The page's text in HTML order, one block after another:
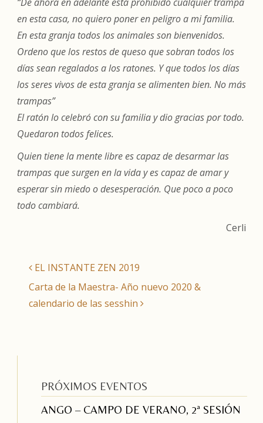
en esta casa, no quiero poner en peligro a mi familia.
En esta granja todos los animales son bienvenidos.
Ordeno que los restos de queso que sobran todos los
días sean regalados a los ratones. Y que todos los días
los seres vivos de esta granja se alimenten bien. No más
trampas”
El ratón lo celebró con su familia y dio gracias por todo.
Quedaron todos felices.
Quien tiene la mente libre es capaz de desarmar las
trampas que surgen en la vida y es capaz de amar y
esperar sin miedo o desesperación. Que poco a poco
todo cambiará.
Cerli
EL INSTANTE ZEN 2019
Carta de la Maestra- Año nuevo 2020 &
calendario de las sesshin
PRÓXIMOS EVENTOS
ANGO – CAMPO DE VERANO, 2ª SESIÓN